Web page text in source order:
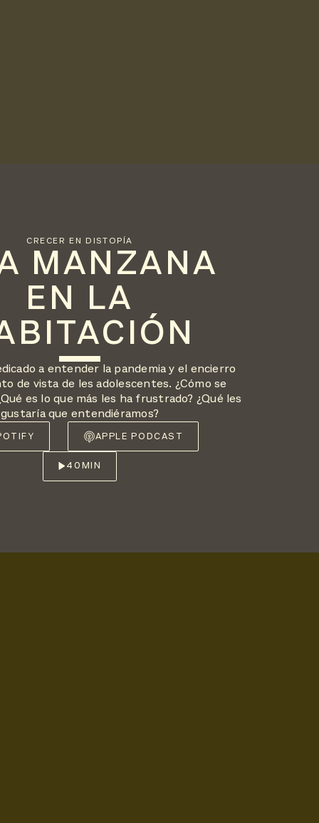
CRECER EN DISTOPÍA
MANZANA
EN LA
a entender la pandemia y el encierro
de vista de les adolescentes. ¿Cómo se
es lo que más les ha frustrado? ¿Qué les
gustaría que entendiéramos?
APPLE PODCAST
40MIN